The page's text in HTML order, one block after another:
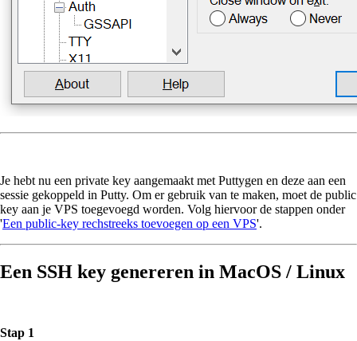
Je hebt nu een private key aangemaakt met Puttygen en deze aan een
sessie gekoppeld in Putty. Om er gebruik van te maken, moet de public
key aan je VPS toegevoegd worden. Volg hiervoor de stappen onder
'Een public-key rechstreeks toevoegen op een VPS'.
Een SSH key genereren in MacOS / Linux
Stap 1